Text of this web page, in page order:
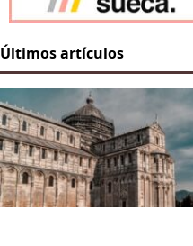
Últimos artículos